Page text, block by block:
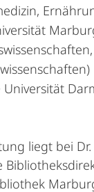
Universität
liegt bei